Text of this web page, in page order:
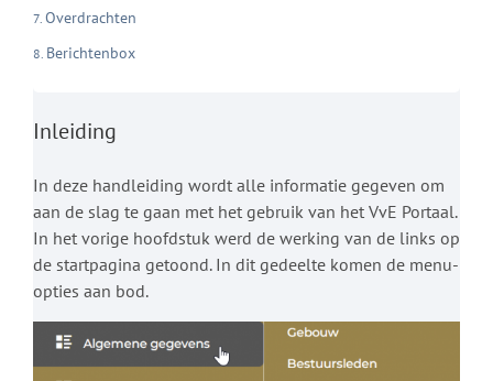
Overdrachten
Berichtenbox
Inleiding
In deze handleiding wordt alle informatie gegeven om
aan de slag te gaan met het gebruik van het VvE Portaal.
In het vorige hoofdstuk werd de werking van de links op
de startpagina getoond. In dit gedeelte komen de menu-
opties aan bod.